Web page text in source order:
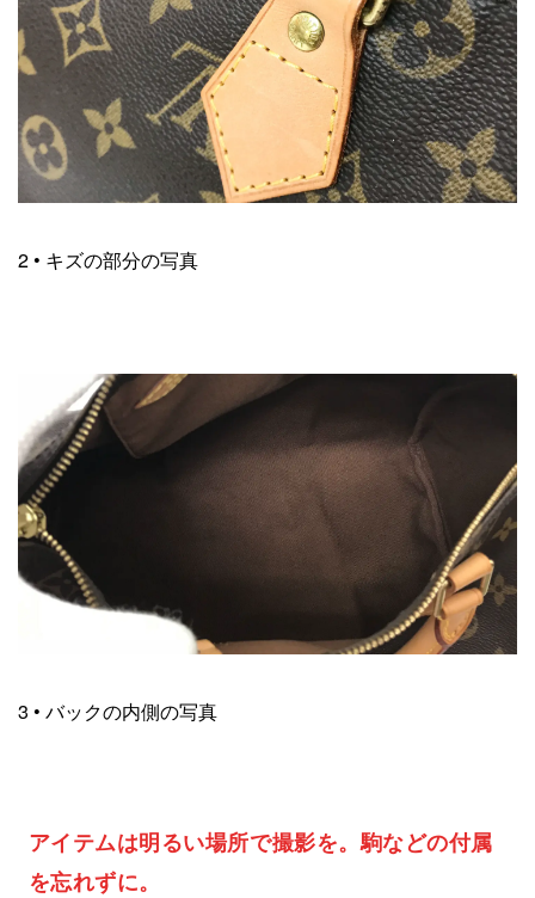
2 • キズの部分の写真
3 • バックの内側の写真
アイテムは明るい場所で撮影を。駒などの付属
を忘れずに。